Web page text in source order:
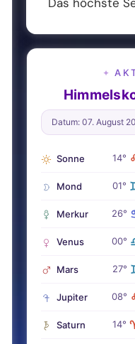
✦
Datum: 07. August
Sonne 14°
Mond 01°
Merkur 26°
Venus 00°
Mars 27°
Jupiter 08°
Saturn 14°